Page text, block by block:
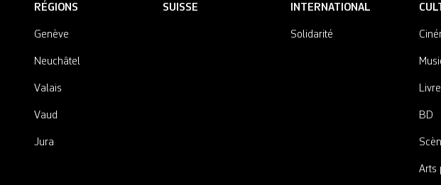
RÉGIONS
Genève
Neuchâtel
Valais
Vaud
Jura
SUISSE INTERNATIONAL
Solidarité
BD
Arts